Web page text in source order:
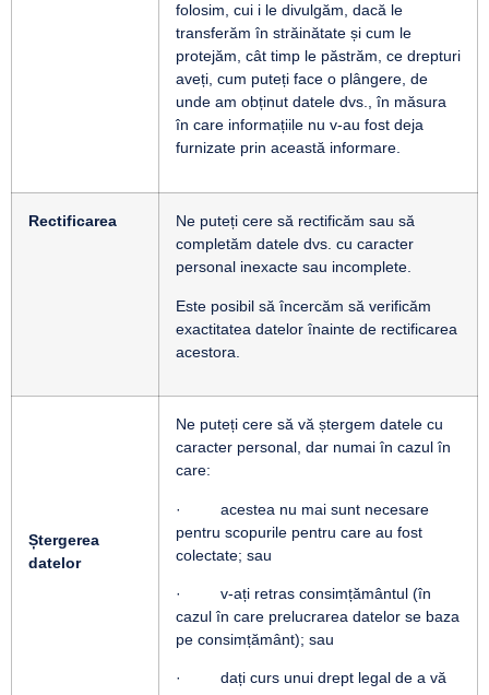
folosim, cui i le divulgăm, dacă le
transferăm în străinătate și cum le
protejăm, cât timp le păstrăm, ce drepturi
aveți, cum puteți face o plângere, de
unde am obținut datele dvs., în măsura
în care informațiile nu v-au fost deja
furnizate prin această informare.
Rectificarea
Ne puteți cere să rectificăm sau să
completăm datele dvs. cu caracter
personal inexacte sau incomplete.
Este posibil să încercăm să verificăm
exactitatea datelor înainte de rectificarea
acestora.
Ștergerea
datelor
Ne puteți cere să vă ștergem datele cu
caracter personal, dar numai în cazul în
care:
· acestea nu mai sunt necesare
pentru scopurile pentru care au fost
colectate; sau
· v-ați retras consimțământul (în
cazul în care prelucrarea datelor se baza
pe consimțământ); sau
· dați curs unui drept legal de a vă